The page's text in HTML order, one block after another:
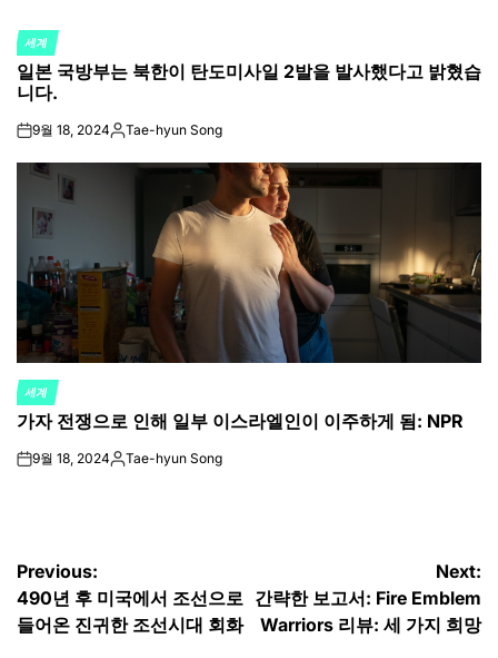
POSTED
IN
세계
일본 국방부는 북한이 탄도미사일 2발을 발사했다고 밝혔습
니다.
on9월 18, 2024Posted
Tae-hyun Song
POSTED
IN
세계
가자 전쟁으로 인해 일부 이스라엘인이 이주하게 됨: NPR
on9월 18, 2024Posted
Tae-hyun Song
글
탐
Previous:
490년 후 미국에서 조선으로
들어온 진귀한 조선시대 회화
Next:
간략한 보고서: Fire Emblem
Warriors 리뷰: 세 가지 희망